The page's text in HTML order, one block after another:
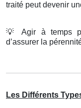
traité peut devenir
💡
Agir à temps
d’assurer la
Les Différents